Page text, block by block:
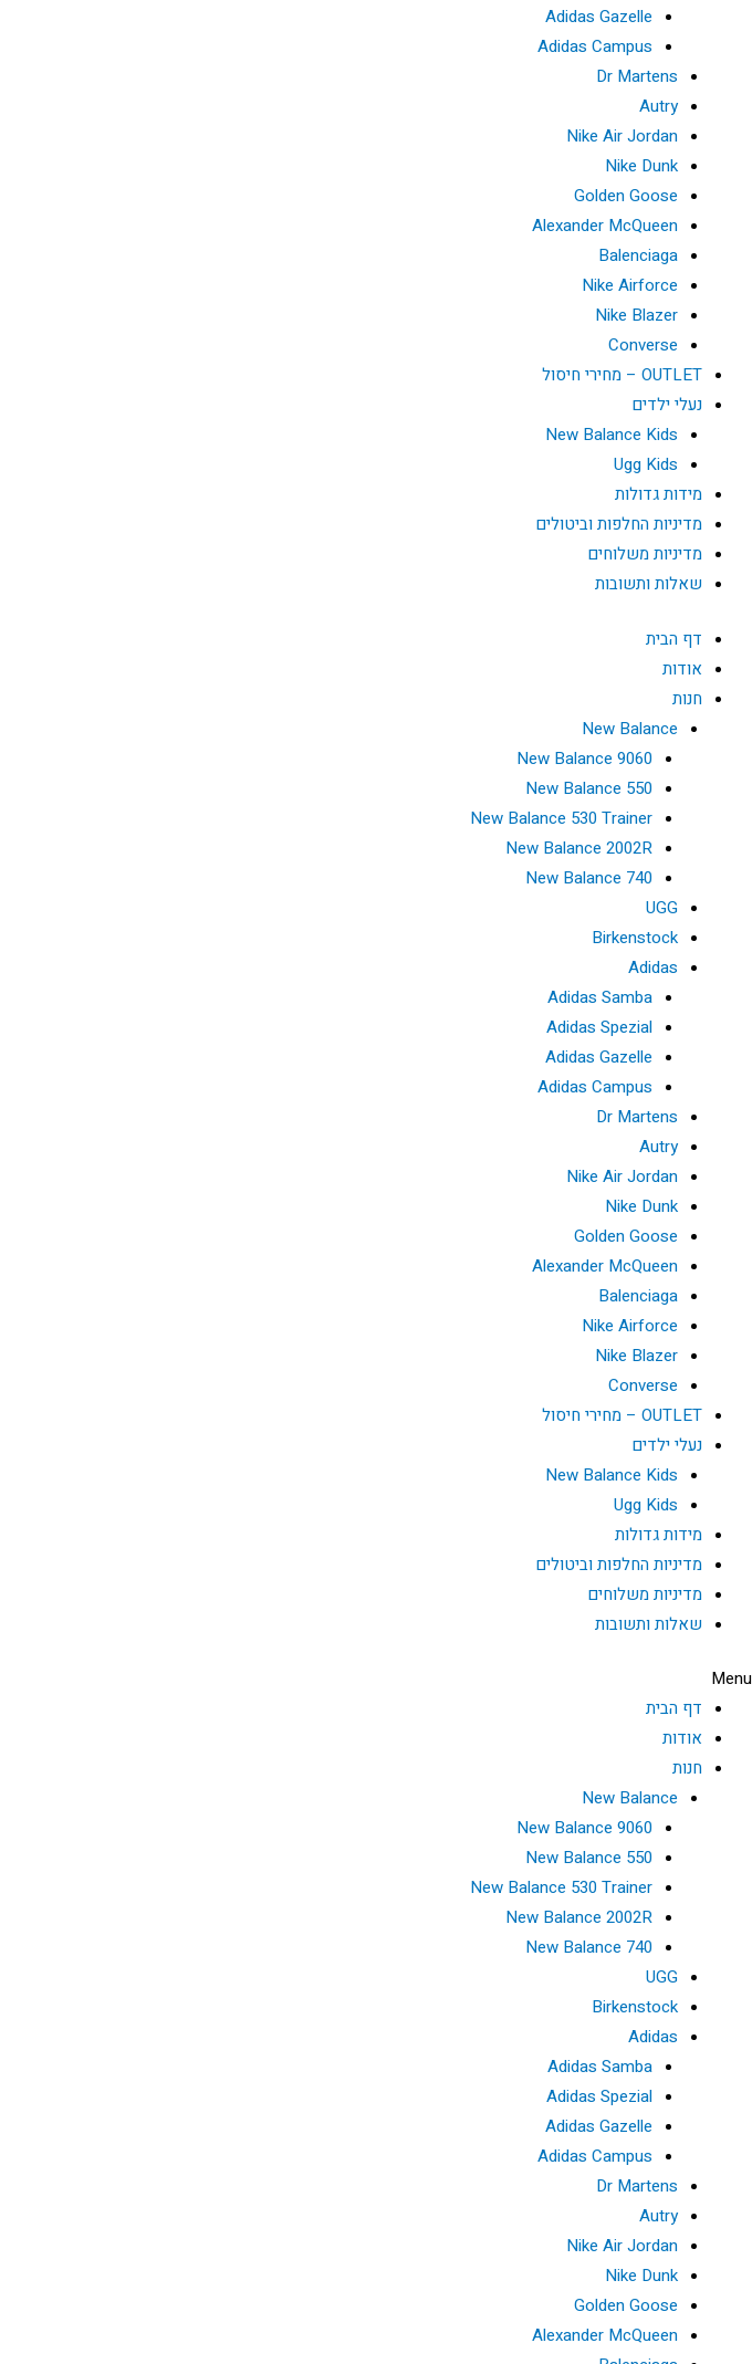
Adidas Gazelle
Adidas Campus
Dr Martens
Autry
Nike Air Jordan
Nike Dunk
Golden Goose
Alexander McQueen
Balenciaga
Nike Airforce
Nike Blazer
Converse
OUTLET – מחירי חיסול
נעלי ילדים
New Balance Kids
Ugg Kids
מידות גדולות
מדיניות החלפות וביטולים
מדיניות משלוחים
שאלות ותשובות
דף הבית
אודות
חנות
New Balance
New Balance 9060
New Balance 550
New Balance 530 Trainer
New Balance 2002R
New Balance 740
UGG
Birkenstock
Adidas
Adidas Samba
Adidas Spezial
Adidas Gazelle
Adidas Campus
Dr Martens
Autry
Nike Air Jordan
Nike Dunk
Golden Goose
Alexander McQueen
Balenciaga
Nike Airforce
Nike Blazer
Converse
OUTLET – מחירי חיסול
נעלי ילדים
New Balance Kids
Ugg Kids
מידות גדולות
מדיניות החלפות וביטולים
מדיניות משלוחים
שאלות ותשובות
Menu
דף הבית
אודות
חנות
New Balance
New Balance 9060
New Balance 550
New Balance 530 Trainer
New Balance 2002R
New Balance 740
UGG
Birkenstock
Adidas
Adidas Samba
Adidas Spezial
Adidas Gazelle
Adidas Campus
Dr Martens
Autry
Nike Air Jordan
Nike Dunk
Golden Goose
Alexander McQueen